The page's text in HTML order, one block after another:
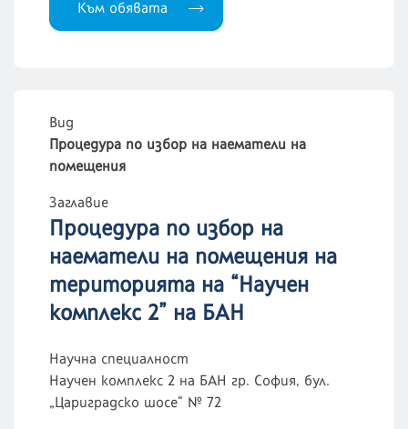
Към обявата
Вид
Процедура по избор на наематели на
помещения
Заглавие
Процедура по избор на
наематели на помещения на
територията на “Научен
комплекс 2” на БАН
Научна специалност
Научен комплекс 2 на БАН гр. София, бул.
„Цариградско шосе“ № 72